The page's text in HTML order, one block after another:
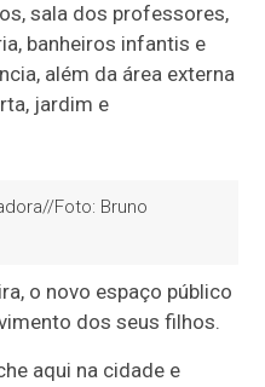
sala dos professores,
banheiros infantis e
além da área externa
jardim e
Foto: Bruno
o novo espaço público
dos seus filhos.
aqui na cidade e